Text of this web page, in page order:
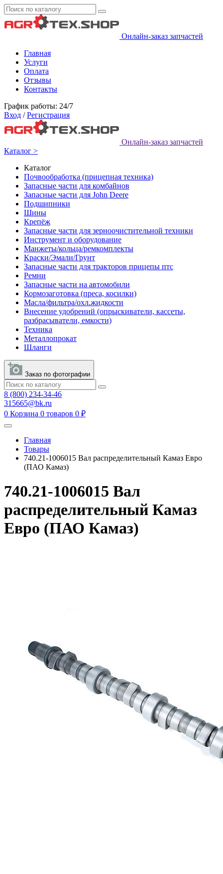
Онлайн-заказ запчастей
Главная
Услуги
Оплата
Отзывы
Контакты
График работы: 24/7
Вход / Регистрация
Онлайн-заказ запчастей
Каталог >
Каталог
Почвообработка (прицепная техника)
Запасные части для комбайнов
Запасные части для John Deere
Подшипники
Шины
Крепёж
Запасные части для зерноочистительной техники
Инструмент и оборудование
Манжеты/кольца/ремкомплекты
Краски/Эмали/Грунт
Запасные части для тракторов прицепы птс
Ремни
Запасные части на автомобили
Кормозаготовка (преса, косилки)
Масла/фильтра/охл.жидкости
Внесение удобрений (опрыскиватели, кассеты,
разбрасыватели, емкости)
Техника
Металлопрокат
Шланги
Заказ по фотографии
8 (800) 234-34-46
315665@bk.ru
0 Корзина 0 товаров 0 ₽
Главная
Товары
740.21-1006015 Вал распределительный Камаз Евро
(ПАО Камаз)
740.21-1006015 Вал
распределительный Камаз
Евро (ПАО Камаз)